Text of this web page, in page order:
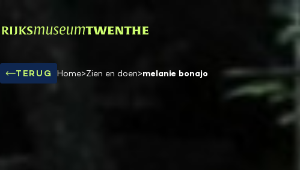
TERUG Home>Zien en doen>melanie bonajo